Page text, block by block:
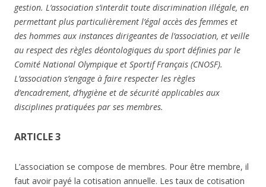
gestion. L’association s’interdit toute discrimination illégale, en
permettant plus particulièrement l’égal accès des femmes et
des hommes aux instances dirigeantes de l’association, et veille
au respect des règles déontologiques du sport définies par le
Comité National Olympique et Sportif Français (CNOSF).
L’association s’engage à faire respecter les règles
d’encadrement, d’hygiène et de sécurité applicables aux
disciplines pratiquées par ses membres.
ARTICLE 3
L’association se compose de membres. Pour être membre, il
faut avoir payé la cotisation annuelle. Les taux de cotisation